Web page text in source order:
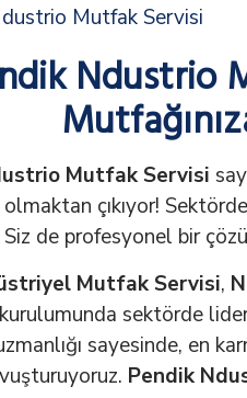
Ndustrio
Mutfak Servisi
çıkıyor!
de profesyonel bir
Mutfak Servisi,
sektörde
sayesinde, en
Pendik